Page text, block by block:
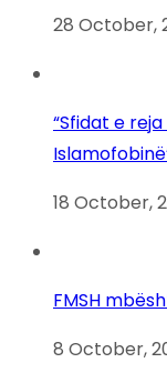
28 October,
“Sfidat e
18 October,
FMSH
8 October,